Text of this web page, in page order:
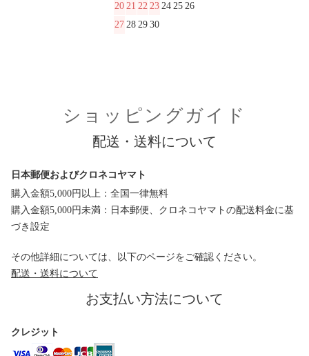
20 21 22 23 24 25 26
27 28 29 30
ショッピングガイド
配送・送料について
日本郵便およびクロネコヤマト
購入金額5,000円以上：全国一律無料
購入金額5,000円未満：日本郵便、クロネコヤマトの配送料金に基
づき設定
その他詳細については、以下のページをご確認ください。
配送・送料について
お支払い方法について
クレジット